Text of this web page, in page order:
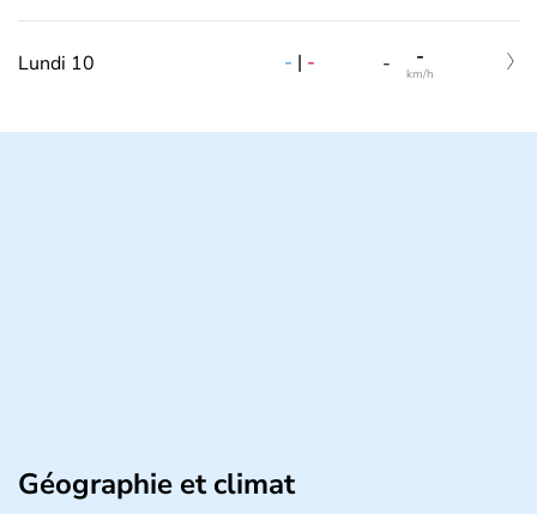
Lundi 10 - | - - -
km/h
Géographie et climat